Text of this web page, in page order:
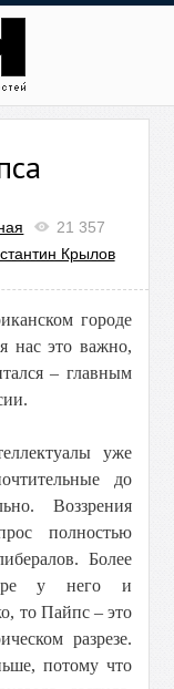
21 357
Крылов
городе
нас это важно,
– главным
уже
до
Воззрения
полностью
Более
у него и
то Пайпс – это
разрезе.
потому что